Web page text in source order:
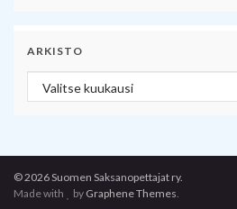
ARKISTO
Arkisto
© 2026 Suomen Saksanopettajat ry.
Made with
by Graphene Themes